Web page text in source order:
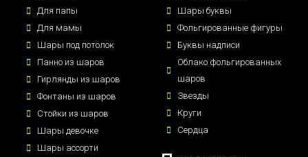
Для папы
Для мамы
Шары под потолок
Панно из шаров
Гирлянды из шаров
Фонтаны из шаров
Стойки из шаров
Шары девочке
Шары ассорти
Шары буквы
Фольгированные фигуры
Буквы надписи
Облако фольгированных
шаров
Звезды
Круги
Сердца